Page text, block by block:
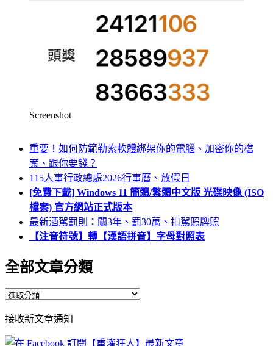
Screenshot
重要！如何防範勒索軟體綁架你的電腦、加密你的檔
案、跟你要錢？
115人事行政總處2026行事曆、放假日
[免費下載] Windows 11 簡體/繁體中文版 光碟映像 (ISO
檔案) 官方網站正式版本
最新酒駕罰則：關3年、罰30萬、扣駕照牌照
【注音符號】轉【漢語拼音】字母對照表
全部文章分類
全
文
章
接收新文章通知